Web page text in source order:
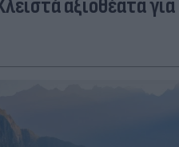
αξιοθέατα για